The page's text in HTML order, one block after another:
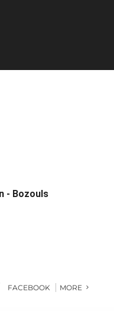
- Bozouls
FACEBOOK MORE